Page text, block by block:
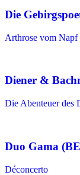
Die
Arthrose vom Napf
Diener &
Die Abenteuer des
Duo Gama
Déconcerto